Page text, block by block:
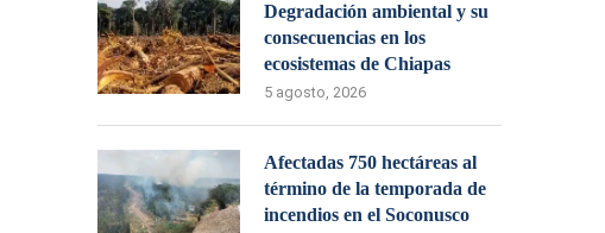
Degradación ambiental y su
consecuencias en los
ecosistemas de Chiapas
5 agosto, 2026
Afectadas 750 hectáreas al
término de la temporada de
incendios en el Soconusco